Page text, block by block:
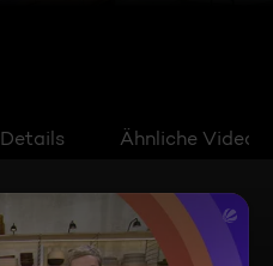
Details Ähnliche Videos